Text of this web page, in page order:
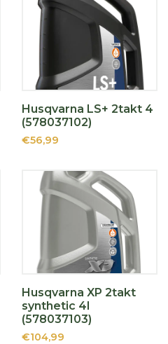
Husqvarna LS+ 2takt 4
(578037102)
€56,99
Husqvarna XP 2takt
synthetic 4l
(578037103)
€104,99